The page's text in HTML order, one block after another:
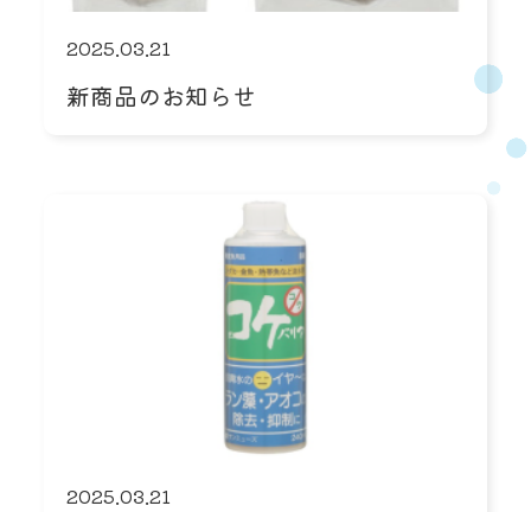
2025.03.21
新商品のお知らせ
2025.03.21